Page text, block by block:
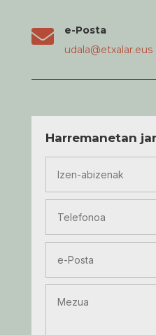

e-Posta
udala@etxalar.eus
Harremanetan